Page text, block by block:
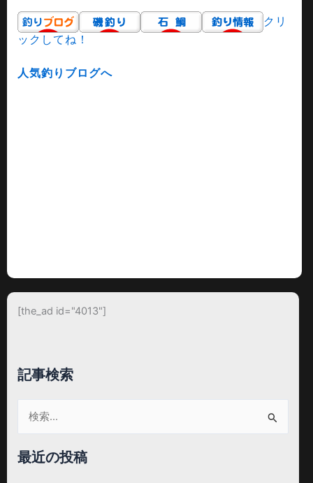
クリ
ックしてね！
人気釣りブログへ
[the_ad id="4013"]
記事検索
索
対
象:
最近の投稿